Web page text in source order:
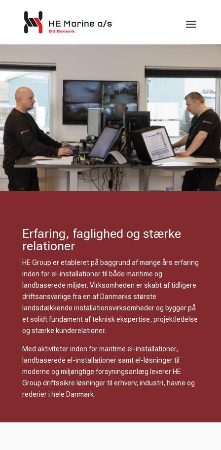
Erfaring, faglighed og stærke
relationer
HE Group er etableret på baggrund af mange års erfaring
inden for el-installationer til både maritime og
landbaserede miljøer. Virksomheden er skabt af tidligere
driftsansvarlige fra en af Danmarks største
landsdækkende installationsvirksomheder og bygger på
et solidt fundament af teknisk ekspertise, projektledelse
og stærke kunderelationer.
Med aktiviteter inden for maritime el-installationer,
landbaserede el-installationer samt el-løsninger til
moderne og miljørigtige forsyningsanlæg leverer HE
Group driftssikre løsninger til erhverv, industri, havne og
rederier i hele Danmark.